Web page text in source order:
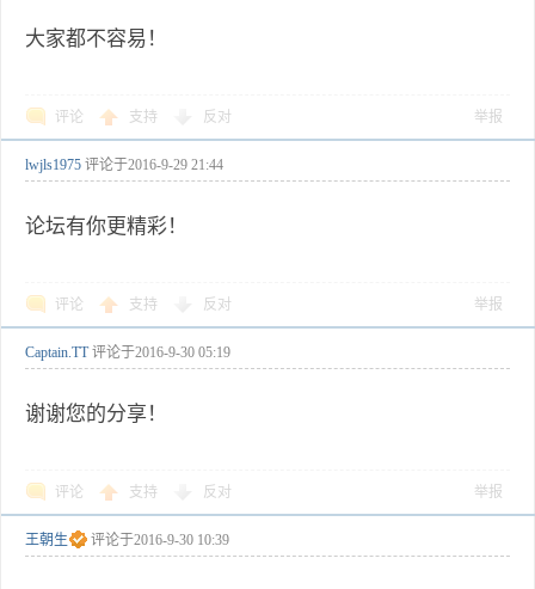
大家都不容易！
评论 支持 反对 举报
lwjls1975 评论于2016-9-29 21:44
论坛有你更精彩！
评论 支持 反对 举报
Captain.TT 评论于2016-9-30 05:19
谢谢您的分享！
评论 支持 反对 举报
王朝生 评论于2016-9-30 10:39